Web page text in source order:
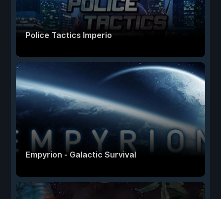
Police Tactics Imperio
Empyrion - Galactic Survival